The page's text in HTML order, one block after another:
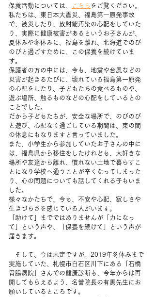
保養活動については、
こちら をご覧ください。
私たちは、東日本大震災、福島第一原発事故
で、被災したり、放射能汚染の心配をしていた
り、実際に健康被害があるというお子さんが、
夏休みや冬休みに、福島を離れ、北海道でのび
のびと過ごすために、この保養を続けていま
す。
保護者の方の中には、今も、地震や台風などの
災害が起きるたびに、壊れている福島第一原発
の心配をしたり、子どもたちの食べるものや、
遊ぶ場所、触るものなどの心配をしているとの
ことでした。
だから子どもたちが、安全な場所で、のびのび
と遊び、心配なく過ごしている期間は、束の間
の休息にもなりますと言っていました。
また、小学生から参加していたお子さんの中に
は、福島県から移住をしたけれども、大好きな
場所や友達から離れ、慣れない土地で暮らすこ
とになり学校へ通うことが辛くなってしまった
り、心の問題についても話してくれる子もいま
した。
様々なかたちで、今も、不安や心配、寂しさや
生きづらさを感じている人がいます。
「助けて」までではありませんが「力になっ
て」という声や、「保養を続けて」という声が
届きます。
そして、今は未定ですが、2019年冬休みまで
実施していた、札幌市白石区川下にある「石橋
胃腸病院」さんでの健康診断も、今年からは再
開してもらえるよう、名誉院長の有馬先生にお
願いしているところです。